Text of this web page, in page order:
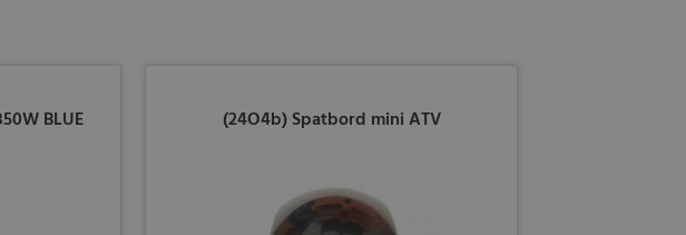
BLUE (24O4b) Spatbord mini ATV